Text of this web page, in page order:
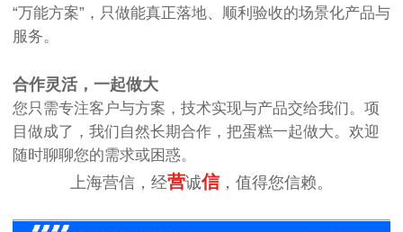
“万能方案”，只做能真正落地、顺利验收的场景化产品与
服务。
合作灵活，一起做大
您只需专注客户与方案，技术实现与产品交给我们。项
目做成了，我们自然长期合作，把蛋糕一起做大。欢迎
随时聊聊您的需求或困惑。
上海营信，经营诚信，值得您信赖。